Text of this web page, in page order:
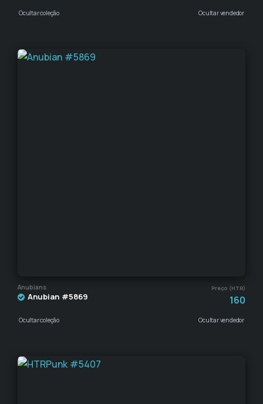
Ocultar coleção Ocultar vendedor
Anubians Preço (HTR)
Anubian #5869 160
Ocultar coleção Ocultar vendedor